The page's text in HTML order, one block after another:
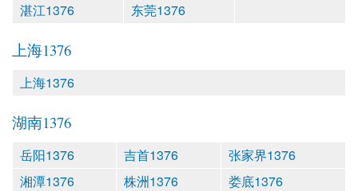
湛江1376
东莞1376
上海1376
上海1376
湖南1376
岳阳1376 吉首1376
张家界1376
湘潭1376
株洲1376
娄底1376